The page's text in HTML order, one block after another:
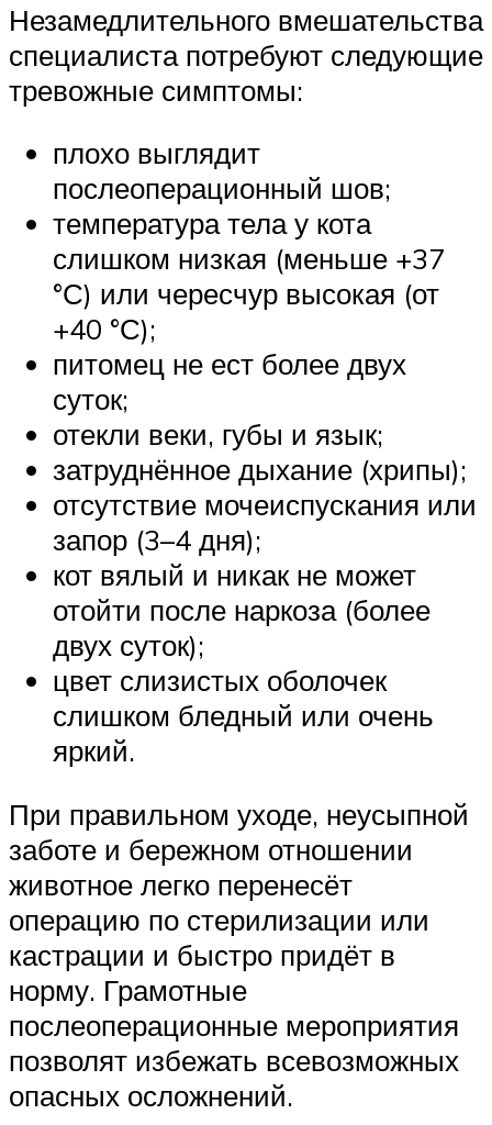
Незамедлительного вмешательства
специалиста потребуют следующие
тревожные симптомы:
плохо выглядит
послеоперационный шов;
температура тела у кота
слишком низкая (меньше +37
°С) или чересчур высокая (от
+40 °С);
питомец не ест более двух
суток;
отекли веки, губы и язык;
затруднённое дыхание (хрипы);
отсутствие мочеиспускания или
запор (3–4 дня);
кот вялый и никак не может
отойти после наркоза (более
двух суток);
цвет слизистых оболочек
слишком бледный или очень
яркий.
При правильном уходе, неусыпной
заботе и бережном отношении
животное легко перенесёт
операцию по стерилизации или
кастрации и быстро придёт в
норму. Грамотные
послеоперационные мероприятия
позволят избежать всевозможных
опасных осложнений.